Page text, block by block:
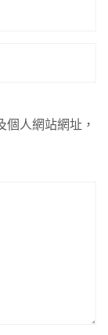
人網站網址，